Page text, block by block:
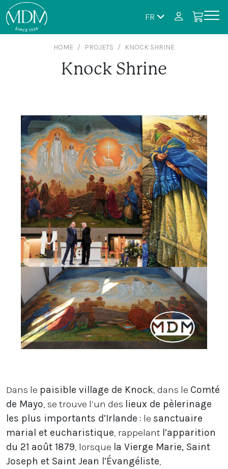
FR
HOME PROJETS KNOCK SHRINE
Knock Shrine
Dans le paisible village de Knock, dans le Comté
de Mayo, se trouve l’un des lieux de pèlerinage
les plus importants d’Irlande : le sanctuaire
marial et eucharistique, rappelant l’apparition
du 21 août 1879, lorsque la Vierge Marie, Saint
Joseph et Saint Jean l’Évangéliste,